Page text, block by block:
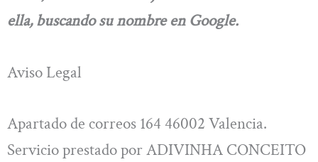
ella, buscando su nombre en Google.
Aviso Legal
Apartado de correos 164 46002 Valencia.
Servicio prestado por ADIVINHA CONCEITO